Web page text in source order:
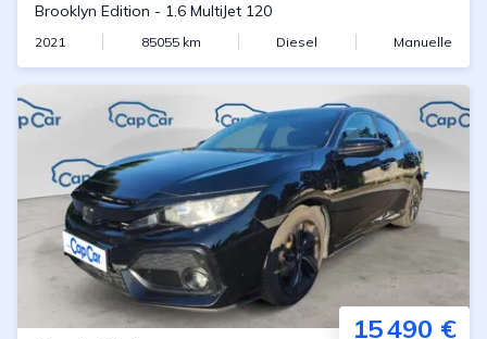
Brooklyn Edition - 1.6 MultiJet 120
2021 85055km Diesel Manuelle
15 490 €